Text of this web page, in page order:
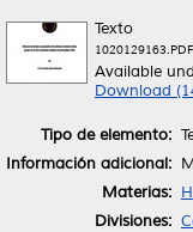
Texto
1020129163.PDF
Available
Download
Tipo de elemento:
Información adicional:
Materias:
Divisiones: